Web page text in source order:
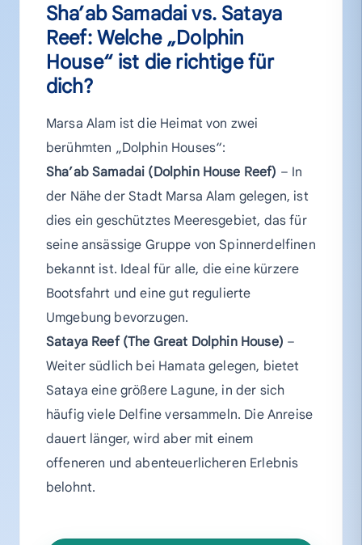
Sha’ab Samadai vs. Sataya
Reef: Welche „Dolphin
House“ ist die richtige für
dich?
Marsa Alam ist die Heimat von zwei
berühmten „Dolphin Houses“:
Sha’ab Samadai (Dolphin House Reef) – In
der Nähe der Stadt Marsa Alam gelegen, ist
dies ein geschütztes Meeresgebiet, das für
seine ansässige Gruppe von Spinnerdelfinen
bekannt ist. Ideal für alle, die eine kürzere
Bootsfahrt und eine gut regulierte
Umgebung bevorzugen.
Sataya Reef (The Great Dolphin House) –
Weiter südlich bei Hamata gelegen, bietet
Sataya eine größere Lagune, in der sich
häufig viele Delfine versammeln. Die Anreise
dauert länger, wird aber mit einem
offeneren und abenteuerlicheren Erlebnis
belohnt.